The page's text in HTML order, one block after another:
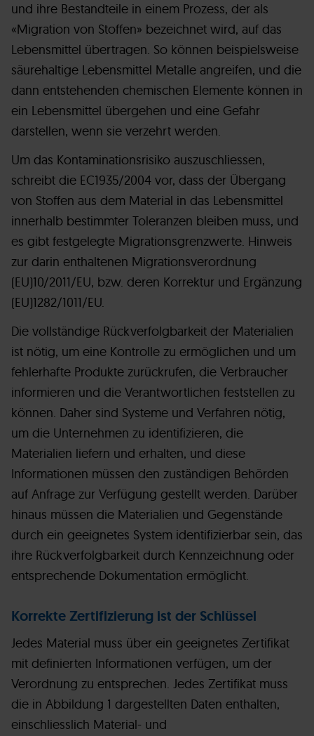
und ihre Bestandteile in einem Prozess, der als
«Migration von Stoffen» bezeichnet wird, auf das
Lebensmittel übertragen. So können beispielsweise
säurehaltige Lebensmittel Metalle angreifen, und die
dann entstehenden chemischen Elemente können in
ein Lebensmittel übergehen und eine Gefahr
darstellen, wenn sie verzehrt werden.
Um das Kontaminationsrisiko auszuschliessen,
schreibt die EC1935/2004 vor, dass der Übergang
von Stoffen aus dem Material in das Lebensmittel
innerhalb bestimmter Toleranzen bleiben muss, und
es gibt festgelegte Migrationsgrenzwerte. Hinweis
zur darin enthaltenen Migrationsverordnung
(EU)10/2011/EU, bzw. deren Korrektur und Ergänzung
(EU)1282/1011/EU.
Die vollständige Rückverfolgbarkeit der Materialien
ist nötig, um eine Kontrolle zu ermöglichen und um
fehlerhafte Produkte zurückrufen, die Verbraucher
informieren und die Verantwortlichen feststellen zu
können. Daher sind Systeme und Verfahren nötig,
um die Unternehmen zu identifizieren, die
Materialien liefern und erhalten, und diese
Informationen müssen den zuständigen Behörden
auf Anfrage zur Verfügung gestellt werden. Darüber
hinaus müssen die Materialien und Gegenstände
durch ein geeignetes System identifizierbar sein, das
ihre Rückverfolgbarkeit durch Kennzeichnung oder
entsprechende Dokumentation ermöglicht.
Korrekte Zertifizierung ist der Schlüssel
Jedes Material muss über ein geeignetes Zertifikat
mit definierten Informationen verfügen, um der
Verordnung zu entsprechen. Jedes Zertifikat muss
die in Abbildung 1 dargestellten Daten enthalten,
einschliesslich Material- und